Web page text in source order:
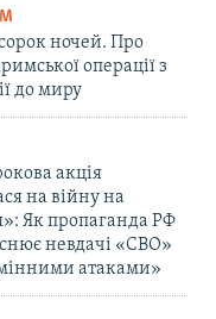
ночей. Про
операції з
до миру
акція
на війну на
Як пропаганда РФ
невдачі «СВО»
атаками»